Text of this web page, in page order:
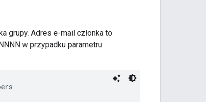
grupy. Adres e-mail członka to
w przypadku parametru